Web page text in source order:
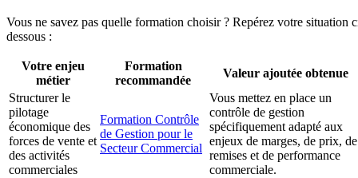
Vous ne savez pas quelle formation choisir ? Repérez votre situation
dessous :
Votre enjeu
métier
Formation
recommandée
Valeur ajoutée obtenue
Structurer le
pilotage
économique des
forces de vente et
des activités
commerciales
Formation Contrôle
de Gestion pour le
Secteur Commercial
Vous mettez en place un
contrôle de gestion
spécifiquement adapté aux
enjeux de marges, de prix, de
remises et de performance
commerciale.